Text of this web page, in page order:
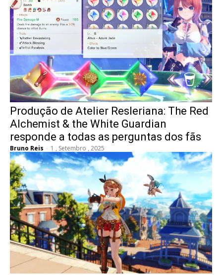
Produção de Atelier Resleriana: The Red
Alchemist & the White Guardian
responde a todas as perguntas dos fãs
Bruno Reis - 1 , Setembro , 2025